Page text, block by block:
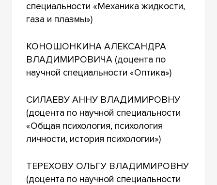
специальности «Механика жидкости,
газа и плазмы»)
КОНОШОНКИНА АЛЕКСАНДРА
ВЛАДИМИРОВИЧА (доцента по
научной специальности «Оптика»)
СИЛАЕВУ АННУ ВЛАДИМИРОВНУ
(доцента по научной специальности
«Общая психология, психология
личности, история психологии»)
ТЕРЕХОВУ ОЛЬГУ ВЛАДИМИРОВНУ
(доцента по научной специальности